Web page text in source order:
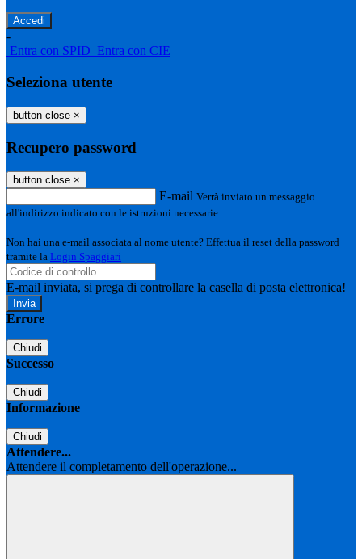
-
Entra con SPID Entra con CIE
Seleziona utente
button close ×
Recupero password
button close ×
E-mail Verrà inviato un messaggio
all'indirizzo indicato con le istruzioni necessarie.
Non hai una e-mail associata al nome utente? Effettua il reset della password
tramite la Login Spaggiari
E-mail inviata, si prega di controllare la casella di posta elettronica!
Errore
Chiudi
Successo
Chiudi
Informazione
Chiudi
Attendere...
Attendere il completamento dell'operazione...